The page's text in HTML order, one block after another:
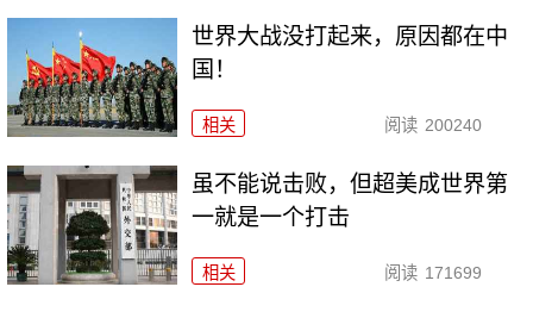
世界大战没打起来，原因都在中
国！
相关 阅读 200240
虽不能说击败，但超美成世界第
一就是一个打击
相关 阅读 171699